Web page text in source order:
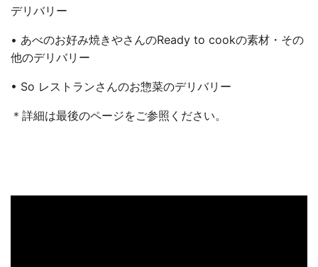
デリバリー
• あべのお好み焼きやさんのReady to cookの素材・その
他のデリバリー
• So レストランさんのお惣菜のデリバリー
＊詳細は最後のページをご参照ください。